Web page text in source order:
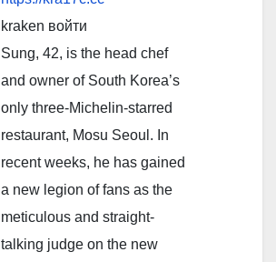
kraken войти
Sung, 42, is the head chef
and owner of South Korea’s
only three-Michelin-starred
restaurant, Mosu Seoul. In
recent weeks, he has gained
a new legion of fans as the
meticulous and straight-
talking judge on the new